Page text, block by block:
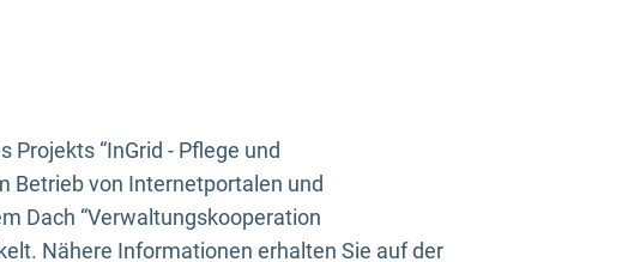
“InGrid - Pflege und
Betrieb von Internetportalen und
Dach “Verwaltungskooperation
Nähere Informationen erhalten Sie auf der